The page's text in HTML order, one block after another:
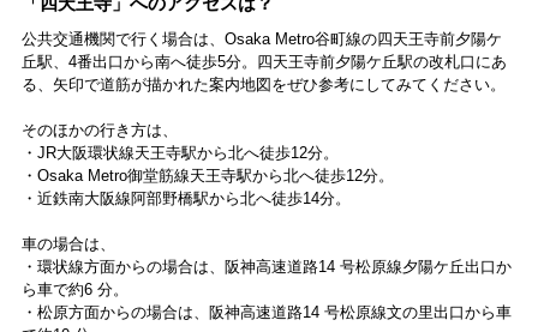
左から「八方除守」「孝養御守」各1000円
お守りは多種多様ですが、イチオシは四天王寺でしか取扱いのない
「八方除守」と「孝養御守」の二つ。「八方除守」はすべての災難を
取り除き、八方ふさがりになるのを防ぐ御利益があります。「孝養御
ので、健康・長寿・病気平癒に御利益があります。
左から「クリアファイル（阿弥陀三尊立像／銀鍍金光背）」、「クリアファイル
（聖徳太子童形像・四臣像 聖徳太子童形像・六臣像）」各460円
参拝記念には、仏像や寺宝の肖像画が描かれたクリアファイルをぜ
ひ。聖徳太子の御持仏という伝承をもつ阿弥陀三尊像や、細やかな美
しい光背をもった聖徳太子童形像などがあります。